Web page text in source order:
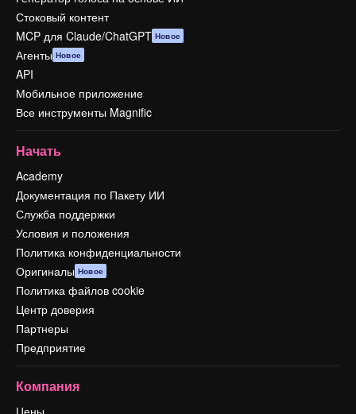
Стоковый контент
MCP для Claude/ChatGPT Новое
Агенты Новое
API
Мобильное приложение
Все инструменты Magnific
Начать
Academy
Документация по Пакету ИИ
Служба поддержки
Условия и положения
Политика конфиденциальности
Оригиналы Новое
Политика файлов cookie
Центр доверия
Партнеры
Предприятие
Компания
Цены